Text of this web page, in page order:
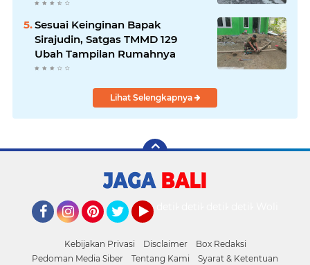
Sesuai Keinginan Bapak
Sirajudin, Satgas TMMD 129
Ubah Tampilan Rumahnya
Lihat Selengkapnya
Kebijakan Privasi Disclaimer
Box Redaksi
Pedoman Media Siber
Tentang Kami Syarat & Ketentuan